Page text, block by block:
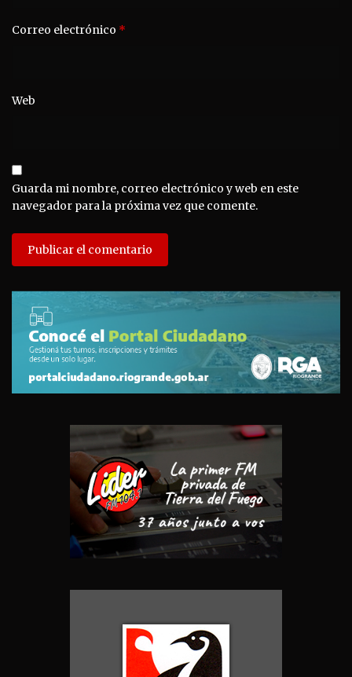
Correo electrónico *
Web
Guarda mi nombre, correo electrónico y web en este
navegador para la próxima vez que comente.